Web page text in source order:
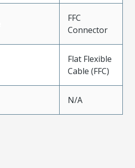
FFC
Connector
Flat Flexible
Cable (FFC)
N/A